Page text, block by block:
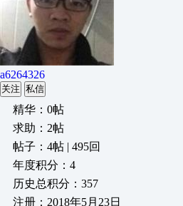
a6264326
关注 私信
精华：0帖
求助：2帖
帖子：4帖 | 495回
年度积分：4
历史总积分：357
注册：2018年5月23日